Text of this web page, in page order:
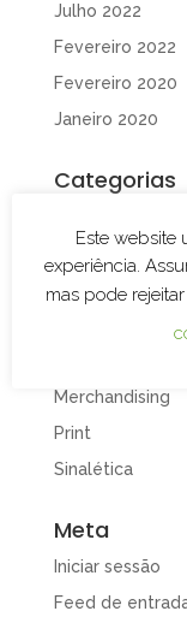
Julho 2022
Fevereiro 2022
Fevereiro 2020
Janeiro 2020
Categorias
Decoração de
Design e
Merchandising
Print
Sinalética
Meta
Iniciar sessão
Feed de
Este website
experiência.
mas pode